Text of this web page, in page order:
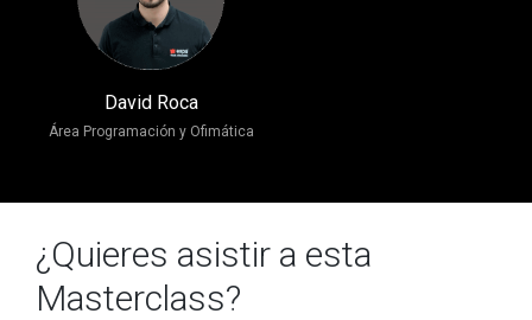
David Roca
Área Programación y Ofimática
¿Quieres asistir a esta
Masterclass?